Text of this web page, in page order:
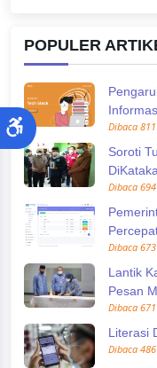
POPULER
Dibaca
Soroti
Dibaca
Dibaca
Lantik
Pesan
Dibaca
Literasi
Dibaca